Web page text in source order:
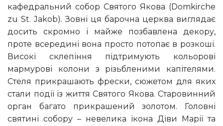
кафедральний собор Святого Якова (Domkirche
zu St. Jakob). Зовні ця барочна церква виглядає
досить скромно і майже позбавлена декору,
проте всередині вона просто потопає в розкоші.
Високі склепіння підтримують кольорові
мармурові колони з різьбленими капітелями.
Стеля прикрашають фрески, сюжетом для яких
стали події із життя Святого Якова. Старовинний
орган багато прикрашений золотом. Головні
святині собору – невелика ікона Діви Марії та